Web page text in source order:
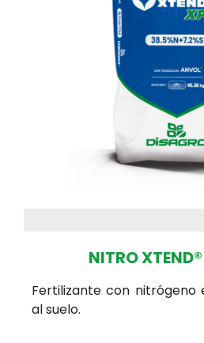
NITRO
Fertilizante con nitrógeno
al suelo.